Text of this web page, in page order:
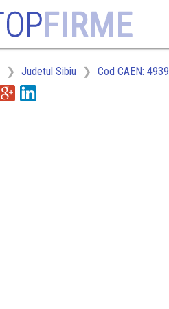
Judetul Sibiu Cod CAEN: 4939